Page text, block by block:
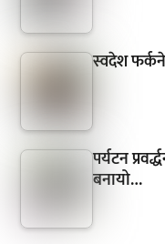
स्वदेश फर्कने
पर्यटन
बनायो…